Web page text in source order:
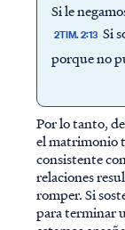
Si le
2TIM. 2:13 Si
porque no
Por lo tanto,
el matrimonio
consistente
relaciones
romper. Si
para terminar